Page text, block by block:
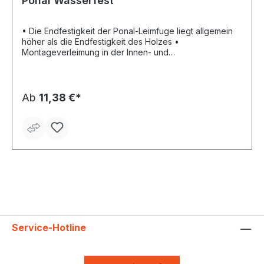
• Die Endfestigkeit der Ponal-Leimfuge liegt allgemein
höher als die Endfestigkeit des Holzes •
Montageverleimung in der Innen- und
+20 °C Raumtemperatur max. 10 Min. • Verarbeitungszeit
nicht unter +3 °C liegen (Weißpunkt) • Verbrauch ca.
Ab 11,38 €*
Service-Hotline